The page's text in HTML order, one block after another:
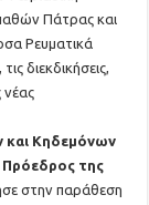
Πάτρας και
Ρευματικά
διεκδικήσεις,
νέας
και Κηδεμόνων
Πρόεδρος της
στην παράθεση